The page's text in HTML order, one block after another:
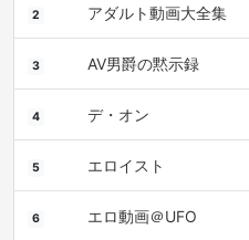
2 アダルト動画大全集
3 AV男爵の黙示録
4 デ・オン
5 エロイスト
6 エロ動画＠UFO